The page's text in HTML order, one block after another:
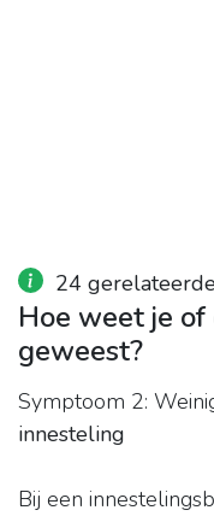
24
Hoe weet je
geweest?
Symptoom 2:
innesteling
Bij een